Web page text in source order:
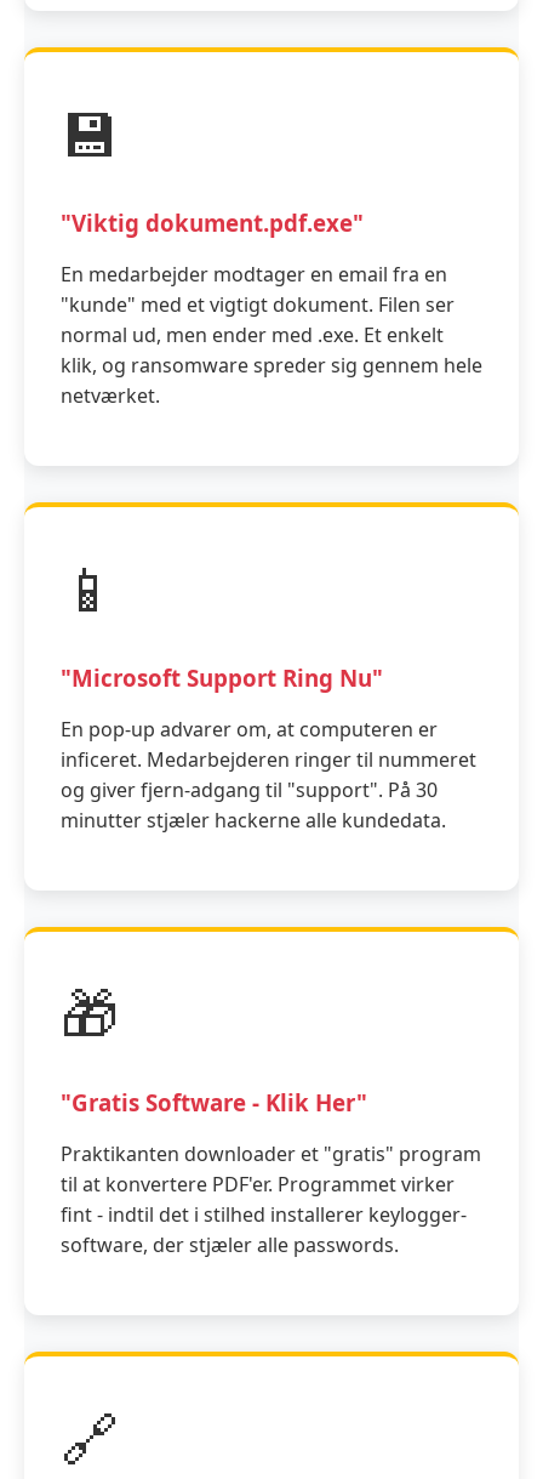
💾
"Viktig dokument.pdf.exe"
En medarbejder modtager en email fra en
"kunde" med et vigtigt dokument. Filen ser
normal ud, men ender med .exe. Et enkelt
klik, og ransomware spreder sig gennem hele
netværket.
📱
"Microsoft Support Ring Nu"
En pop-up advarer om, at computeren er
inficeret. Medarbejderen ringer til nummeret
og giver fjern-adgang til "support". På 30
minutter stjæler hackerne alle kundedata.
🎁
"Gratis Software - Klik Her"
Praktikanten downloader et "gratis" program
til at konvertere PDF'er. Programmet virker
fint - indtil det i stilhed installerer keylogger-
software, der stjæler alle passwords.
🔗